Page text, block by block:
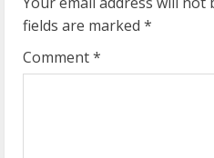
R
e
fields are marked *
Comment*